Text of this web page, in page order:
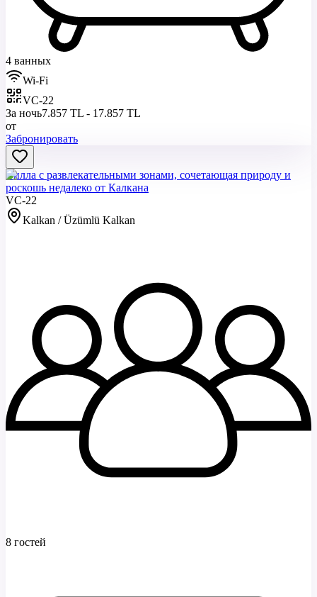
4 ванных
Wi-Fi
VC-22
За ночь7.857 TL - 17.857 TL
от
Забронировать
Вилла с развлекательными зонами, сочетающая природу и
роскошь недалеко от Калкана
VC-22
Kalkan / Üzümlü Kalkan
8 гостей